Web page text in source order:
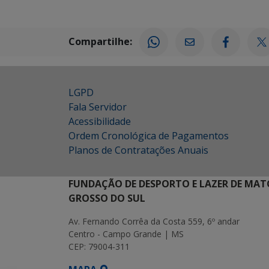
Compartilhe:
LGPD
Fala Servidor
Acessibilidade
Ordem Cronológica de Pagamentos
Planos de Contratações Anuais
FUNDAÇÃO DE DESPORTO E LAZER DE
GROSSO DO SUL
Av. Fernando Corrêa da Costa 559, 6º andar
Centro - Campo Grande | MS
CEP: 79004-311